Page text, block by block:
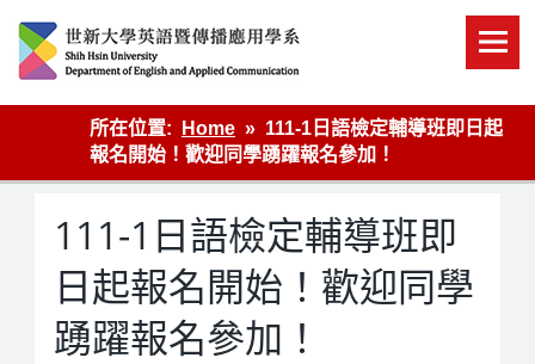
content
英語傳播
所在位置:
Home
111-1日語檢定輔導班即日起
報名開始！歡迎同學踴躍報名參加！
111-1日語檢定輔導班即
日起報名開始！歡迎同學
踴躍報名參加！